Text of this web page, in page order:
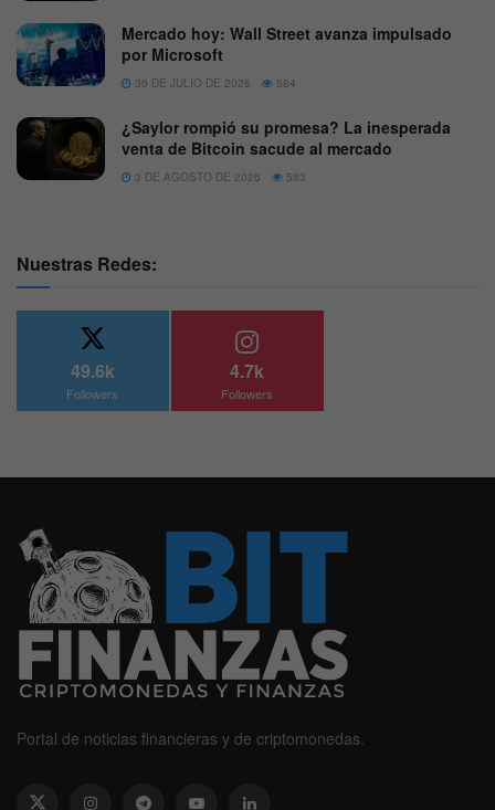
Mercado hoy: Wall Street avanza impulsado
por Microsoft
30 DE JULIO DE 2026 584
¿Saylor rompió su promesa? La inesperada
venta de Bitcoin sacude al mercado
3 DE AGOSTO DE 2026 583
Nuestras Redes:
49.6k
Followers
4.7k
Followers
Portal de noticias financieras y de criptomonedas.